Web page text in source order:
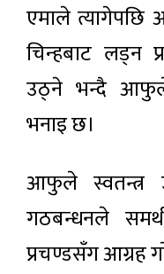
एमाले त्यागेपछि
चिन्हबाट लड्न
उठ्ने भन्दै
भनाइ छ।
आफुले स्वतन्त्र
गठबन्धनले
प्रचण्डसँग आग्रह